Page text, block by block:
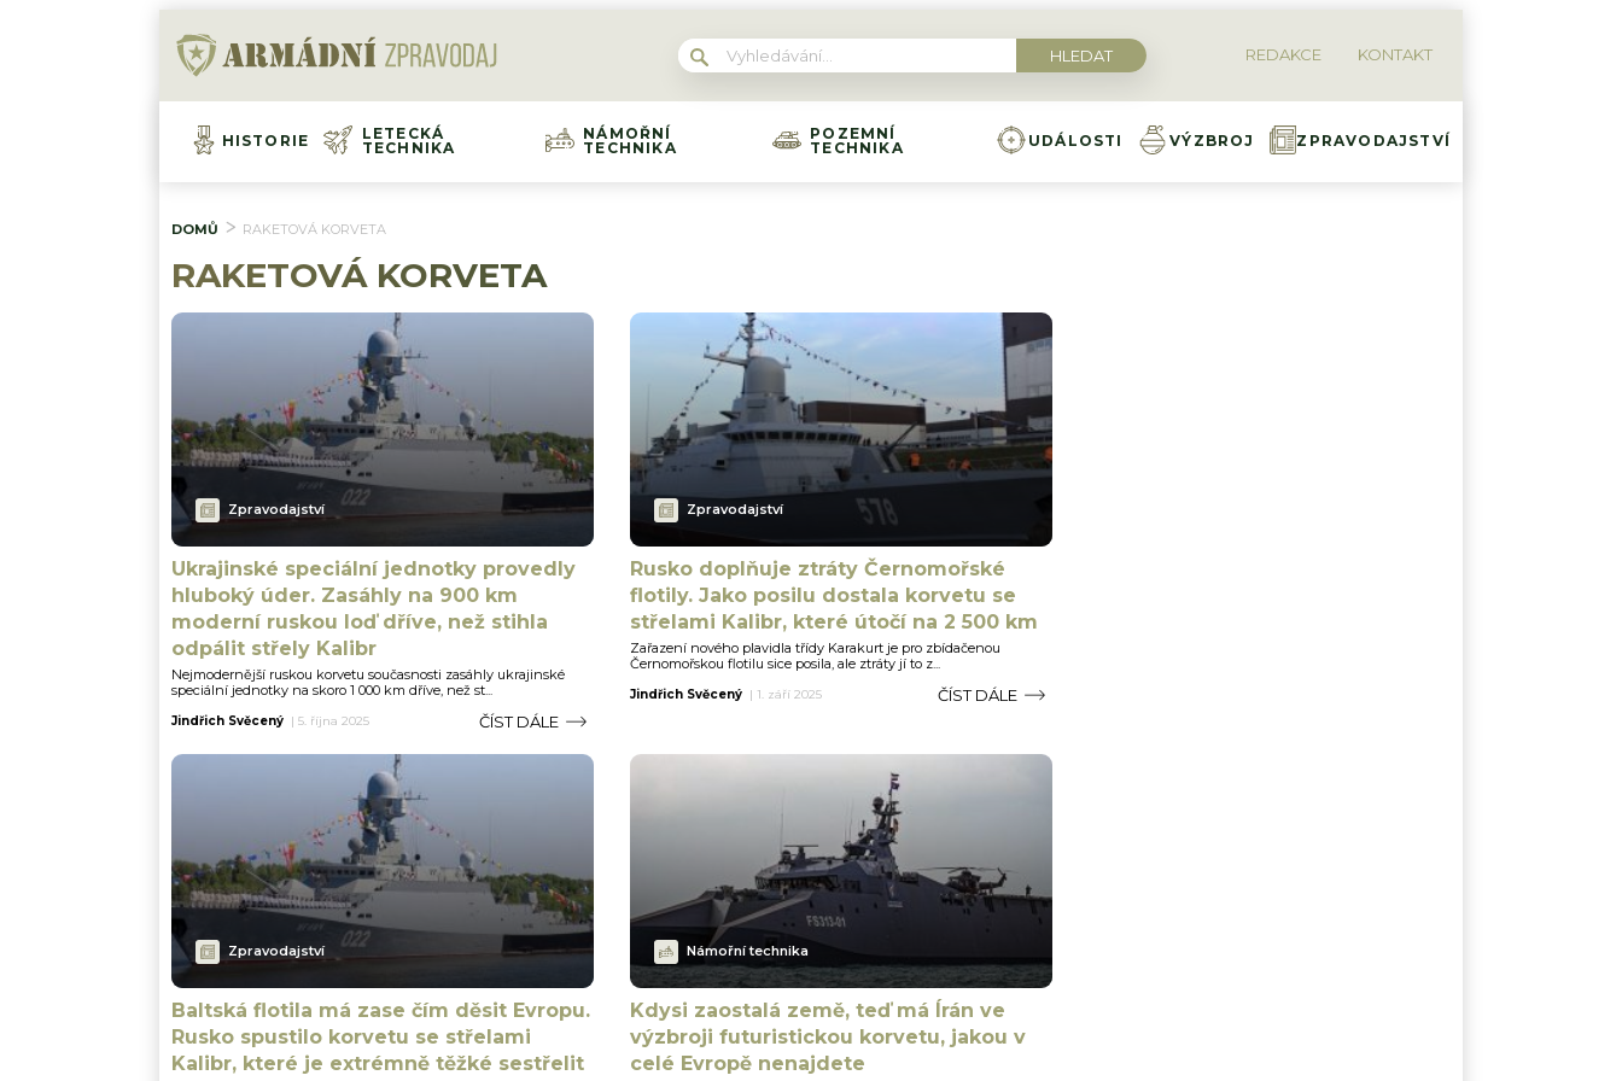
REDAKCE KONTAKT
HISTORIE
LETECKÁ
TECHNIKA
NÁMOŘNÍ
TECHNIKA
POZEMNÍ
TECHNIKA
UDÁLOSTI VÝZBROJ ZPRAVODAJSTVÍ
DOMŮ RAKETOVÁ KORVETA
RAKETOVÁ KORVETA
Zpravodajství
Ukrajinské speciální jednotky provedly
hluboký úder. Zasáhly na 900 km
moderní ruskou loď dříve, než stihla
odpálit střely Kalibr
Nejmodernější ruskou korvetu současnosti zasáhly ukrajinské
speciální jednotky na skoro 1 000 km dříve, než st...
Jindřich Svěcený | 5. října 2025 ČÍST DÁLE
Zpravodajství
Rusko doplňuje ztráty Černomořské
flotily. Jako posilu dostala korvetu se
střelami Kalibr, které útočí na 2 500 km
Zařazení nového plavidla třídy Karakurt je pro zbídačenou
Černomořskou flotilu sice posila, ale ztráty jí to z...
Jindřich Svěcený | 1. září 2025 ČÍST DÁLE
Zpravodajství
Baltská flotila má zase čím děsit Evropu.
Rusko spustilo korvetu se střelami
Kalibr, které je extrémně těžké sestřelit
Námořní technika
Kdysi zaostalá země, teď má Írán ve
výzbroji futuristickou korvetu, jakou v
celé Evropě nenajdete